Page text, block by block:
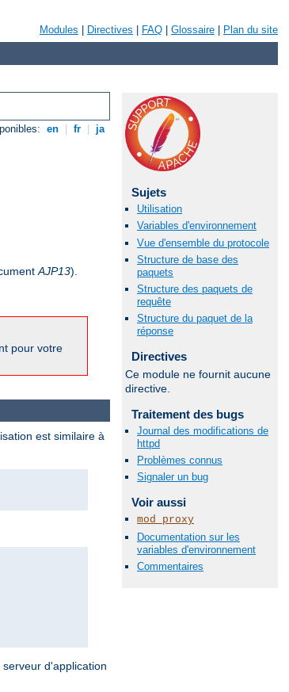
Modules Directives FAQ Glossaire Plan du site
en fr ja
AJP13).
pour votre
Sujets
Utilisation
Variables d'environnement
Vue d'ensemble du protocole
Structure de base des
paquets
Structure des paquets de
requête
Structure du paquet de la
réponse
Directives
Ce module ne fournit aucune
directive.
Traitement des bugs
Journal des modifications de
httpd
Problèmes connus
Signaler un bug
Voir aussi
mod_proxy
Documentation sur les
variables d'environnement
Commentaires
est similaire à
d'application